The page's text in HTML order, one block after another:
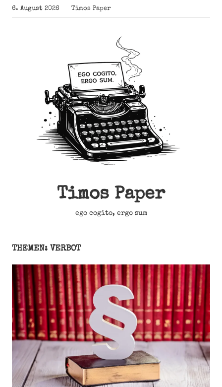
Zum
Inhalt
6. August 2026 Timos Paper
Timos Paper
ego cogito, ergo sum
THEMEN: VERBOT